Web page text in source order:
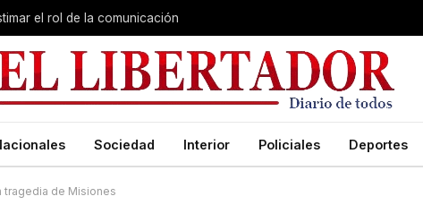
el rol de la comunicación
Sociedad Interior Policiales Deportes
tragedia de Misiones